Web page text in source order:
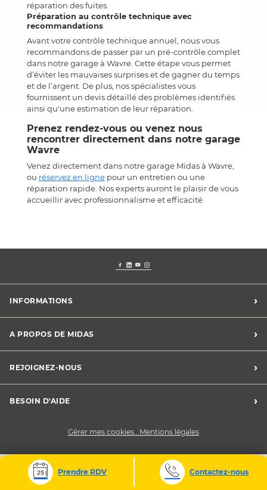
réparation des fuites.
Préparation au contrôle technique avec
recommandations
Avant votre contrôle technique annuel, nous vous
recommandons de passer par un pré-contrôle complet
dans notre garage à Wavre. Cette étape vous permet
d’éviter les mauvaises surprises et de gagner du temps
et de l’argent. De plus, nos spécialistes vous
fournissent un devis détaillé des problèmes identifiés
ainsi qu'une estimation de leur réparation.
Prenez rendez-vous ou venez nous
rencontrer directement dans notre garage
Wavre
Venez directement dans notre garage Midas à Wavre,
ou réservez en lignepour un entretien ou une
réparation rapide. Nos experts auront le plaisir de vous
accueillir avec professionnalisme et efficacité.
INFORMATIONS ›
Conditions générales de vente
Mentions légales
Charte vie privée
Déclaration de cookies
A PROPOS DE MIDAS ›
Le groupe Midas
Développement durable
REJOIGNEZ-NOUS ›
Devenez franchisé
BESOIN D'AIDE ›
Gérer mes cookies...Mentions légales
Prendre RDV Contactez-nous